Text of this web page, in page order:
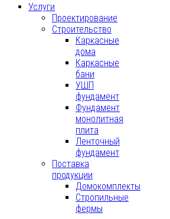
Услуги
Проектирование
Строительство
Каркасные
дома
Каркасные
бани
УШП
фундамент
Фундамент
монолитная
плита
Ленточный
фундамент
Поставка
продукции
Домокомплекты
Стропильные
фермы